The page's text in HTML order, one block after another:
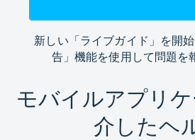
新しい「ライブガイド」を開
告」機能を使用して問題を
モバイルアプリ
介したヘ